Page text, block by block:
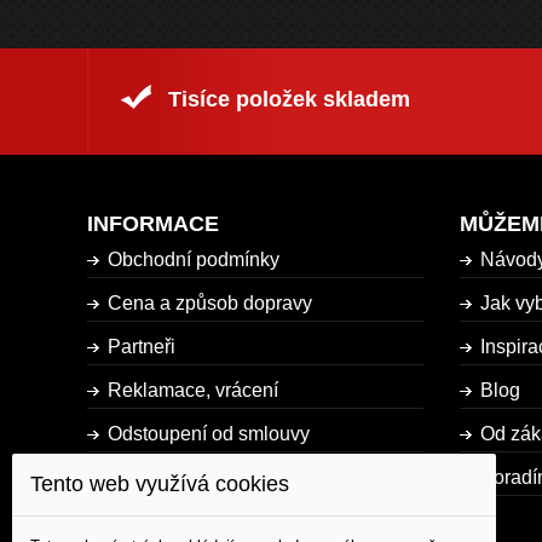
Tisíce položek skladem
INFORMACE
Obchodní podmínky
Cena a způsob dopravy
Partneři
Reklamace, vrácení
Odstoupení od smlouvy
Dostupnost zboží
Mapa stránky
Jak
Blog
Od
Tento web využívá cookies